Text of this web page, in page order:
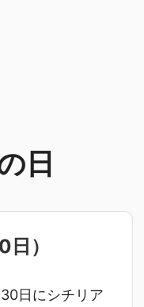
日
日 ）
日にシチリア